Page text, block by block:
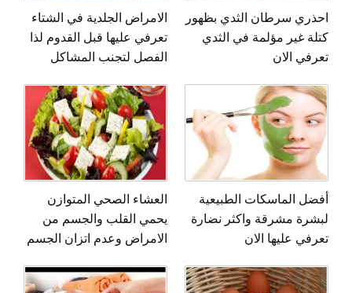
احذري سرطان الثدي بظهور
كتلة غير مؤلمة في الثدي
تعرفي الان
الامراض الجلدية في الشتاء
تعرفي عليها قبل القدوم لذا
الفصل لتجنب المشاكل
أفضل الماسكات الطبيعية
لبشرة مشرقة واكثر نضارة
تعرفي عليها الان
العشاء الصحي المتوازن
يحمي القلب والجسم من
الامراض وعدم اتزان الجسم